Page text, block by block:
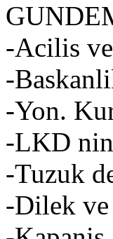
-Acilis
-
-Yon.
-LKD
-Tuzuk
-Dilek ve